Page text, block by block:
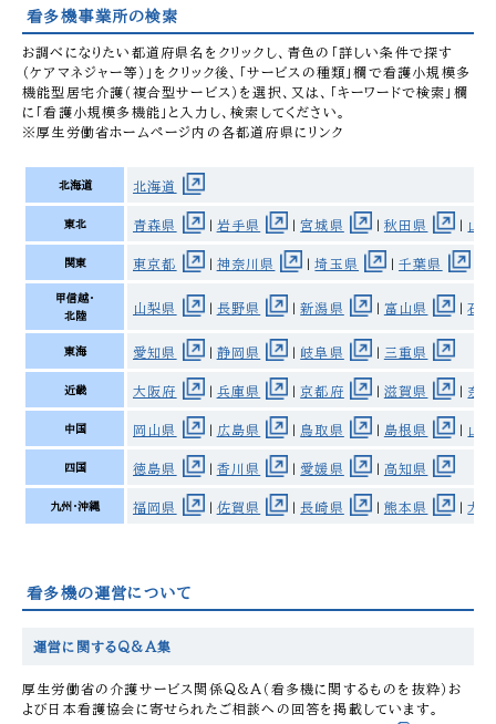
看多機事業所の検索
お調べになりたい都道府県名をクリックし、青色の「詳しい条件で探す
（ケアマネジャー等）」をクリック後、「サービスの種類」欄で看護小規模多
機能型居宅介護（複合型サービス）を選択、又は、「キーワードで検索」欄
に「看護小規模多機能」と入力し、検索してください。
※厚生労働省ホームページ内の各都道府県にリンク
北海道 北海道
東北 青森県 岩手県 |宮城県 秋田県 山
関東 東京都 神奈川県 |埼玉県 |千葉県
甲信越・
北陸
山梨県 長野県 |新潟県 富山県 |石
東海 愛知県 静岡県 岐阜県 三重県
近畿 大阪府 兵庫県 京都府 滋賀県 奈
中国 岡山県 広島県 鳥取県 島根県 山
四国 徳島県 香川県 |愛媛県 高知県
九州・沖縄 福岡県 佐賀県 |長崎県 熊本県 |大
看多機の運営について
運営に関するQ&A集
厚生労働省の介護サービス関係Q&A（看多機に関するものを抜粋）お
よび日本看護協会に寄せられたご相談への回答を掲載しています。